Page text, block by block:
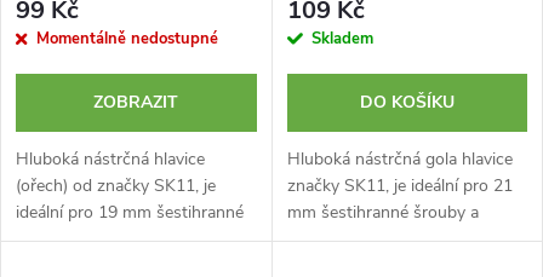
99 Kč
Momentálně nedostupné
ZOBRAZIT
Hluboká nástrčná hlavice
(ořech) od značky SK11, je
ideální pro 19 mm šestihranné
šrouby a matice v těsných a
109 Kč
Skladem
DO KOŠÍKU
Hluboká nástrčná gola hlavice
značky SK11, je ideální pro 21
mm šestihranné šrouby a
matice v těsných a